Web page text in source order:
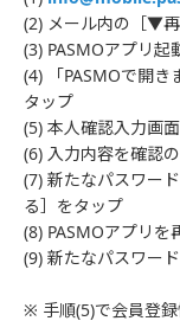
(2) メール内の［▼
(3) PASMOアプリ起
(4) 「PASMOで開
タップ
(5) 本人確認入力画
(6) 入力内容を確認
(7) 新たなパスワー
る］をタップ
(8) PASMOアプリを
(9) 新たなパスワー
※ 手順(5)で会員登